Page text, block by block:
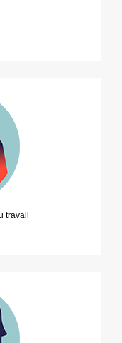
travail